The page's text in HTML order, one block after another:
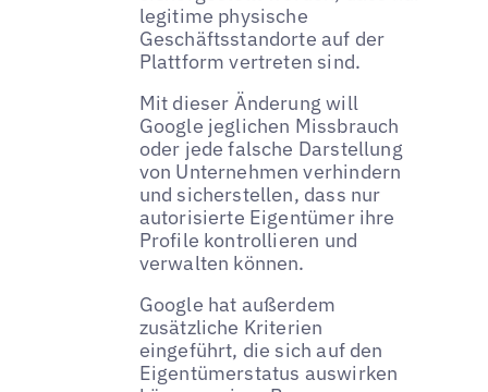
legitime physische
Geschäftsstandorte auf der
Plattform vertreten sind.
Mit dieser Änderung will
Google jeglichen Missbrauch
oder jede falsche Darstellung
von Unternehmen verhindern
und sicherstellen, dass nur
autorisierte Eigentümer ihre
Profile kontrollieren und
verwalten können.
Google hat außerdem
zusätzliche Kriterien
eingeführt, die sich auf den
Eigentümerstatus auswirken